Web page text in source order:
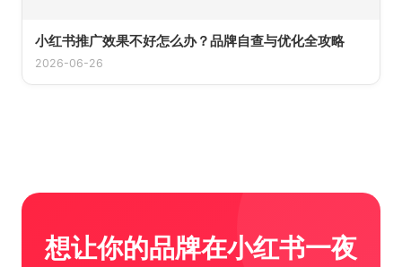
小红书推广效果不好怎么办？品牌自查与优化全攻略
2026-06-26
想让你的品牌在小红书一夜